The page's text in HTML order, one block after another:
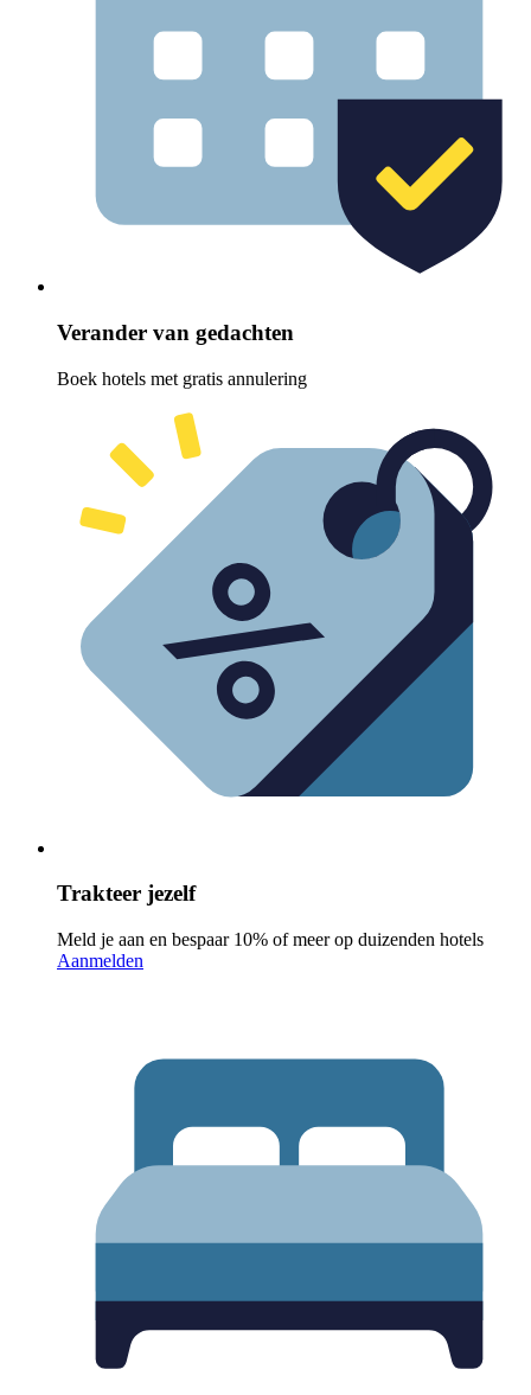
Verander van gedachten
Boek hotels met gratis annulering
Trakteer jezelf
Meld je aan en bespaar 10% of meer op duizenden hotels
Aanmelden